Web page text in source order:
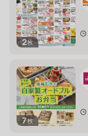
2枚
7枚